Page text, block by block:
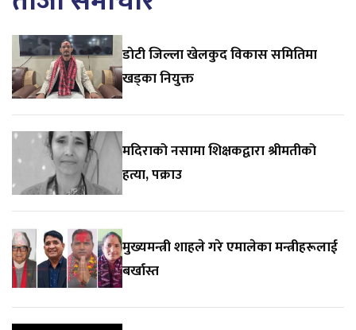
डाेटी जिल्ला खेलकुद विकास समितिमा
खड्का नियुक्त
मदिराको नसामा शिक्षकद्वारा श्रीमतीको
हत्या, पक्राउ
मुख्यमन्त्री शाहले गरे एमालेका मन्त्रीहरूलाई
बर्खास्त